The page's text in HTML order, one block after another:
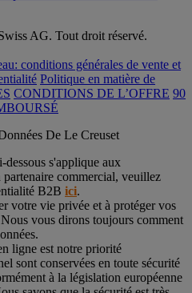
AG. Tout droit réservé.
conditions générales de vente et
Politique en matière de
CONDITIONS DE L’OFFRE 90
De Le Creuset
s'applique aux
partenaire commercial, veuillez
B2B ici.
votre vie privée et à protéger vos
vous dirons toujours comment
ligne est notre priorité
sont conservées en toute sécurité
à la législation européenne